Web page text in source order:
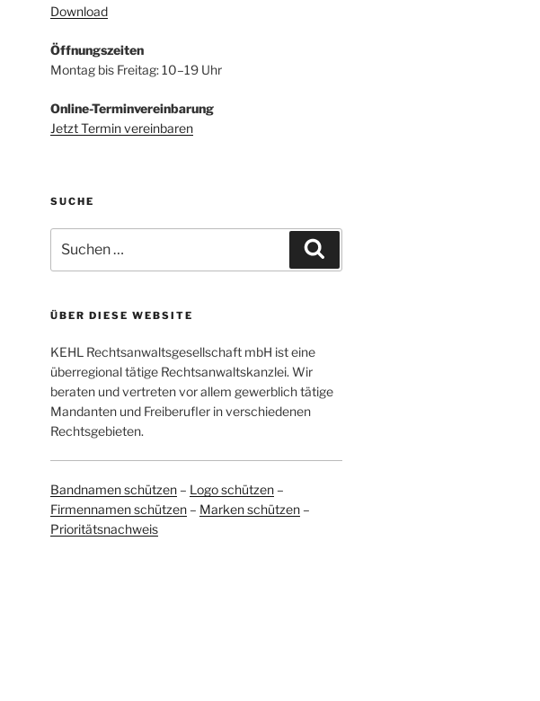
Download
Öffnungszeiten
Montag bis Freitag: 10–19 Uhr
Online-Terminvereinbarung
Jetzt Termin vereinbaren
SUCHE
nach:
ÜBER DIESE WEBSITE
KEHL Rechtsanwaltsgesellschaft mbH ist eine
überregional tätige Rechtsanwaltskanzlei. Wir
beraten und vertreten vor allem gewerblich tätige
Mandanten und Freiberufler in verschiedenen
Rechtsgebieten.
Bandnamen schützen– Logo schützen–
Firmennamen schützen– Marken schützen–
Prioritätsnachweis